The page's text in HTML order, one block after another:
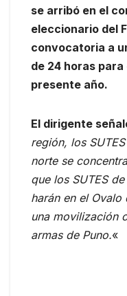
se arribó en el
eleccionario del
convocatoria a
de 24 horas
presente año.
El dirigente
región, los
norte se
que los SUTES
harán en el
una movilización
armas de Puno.«